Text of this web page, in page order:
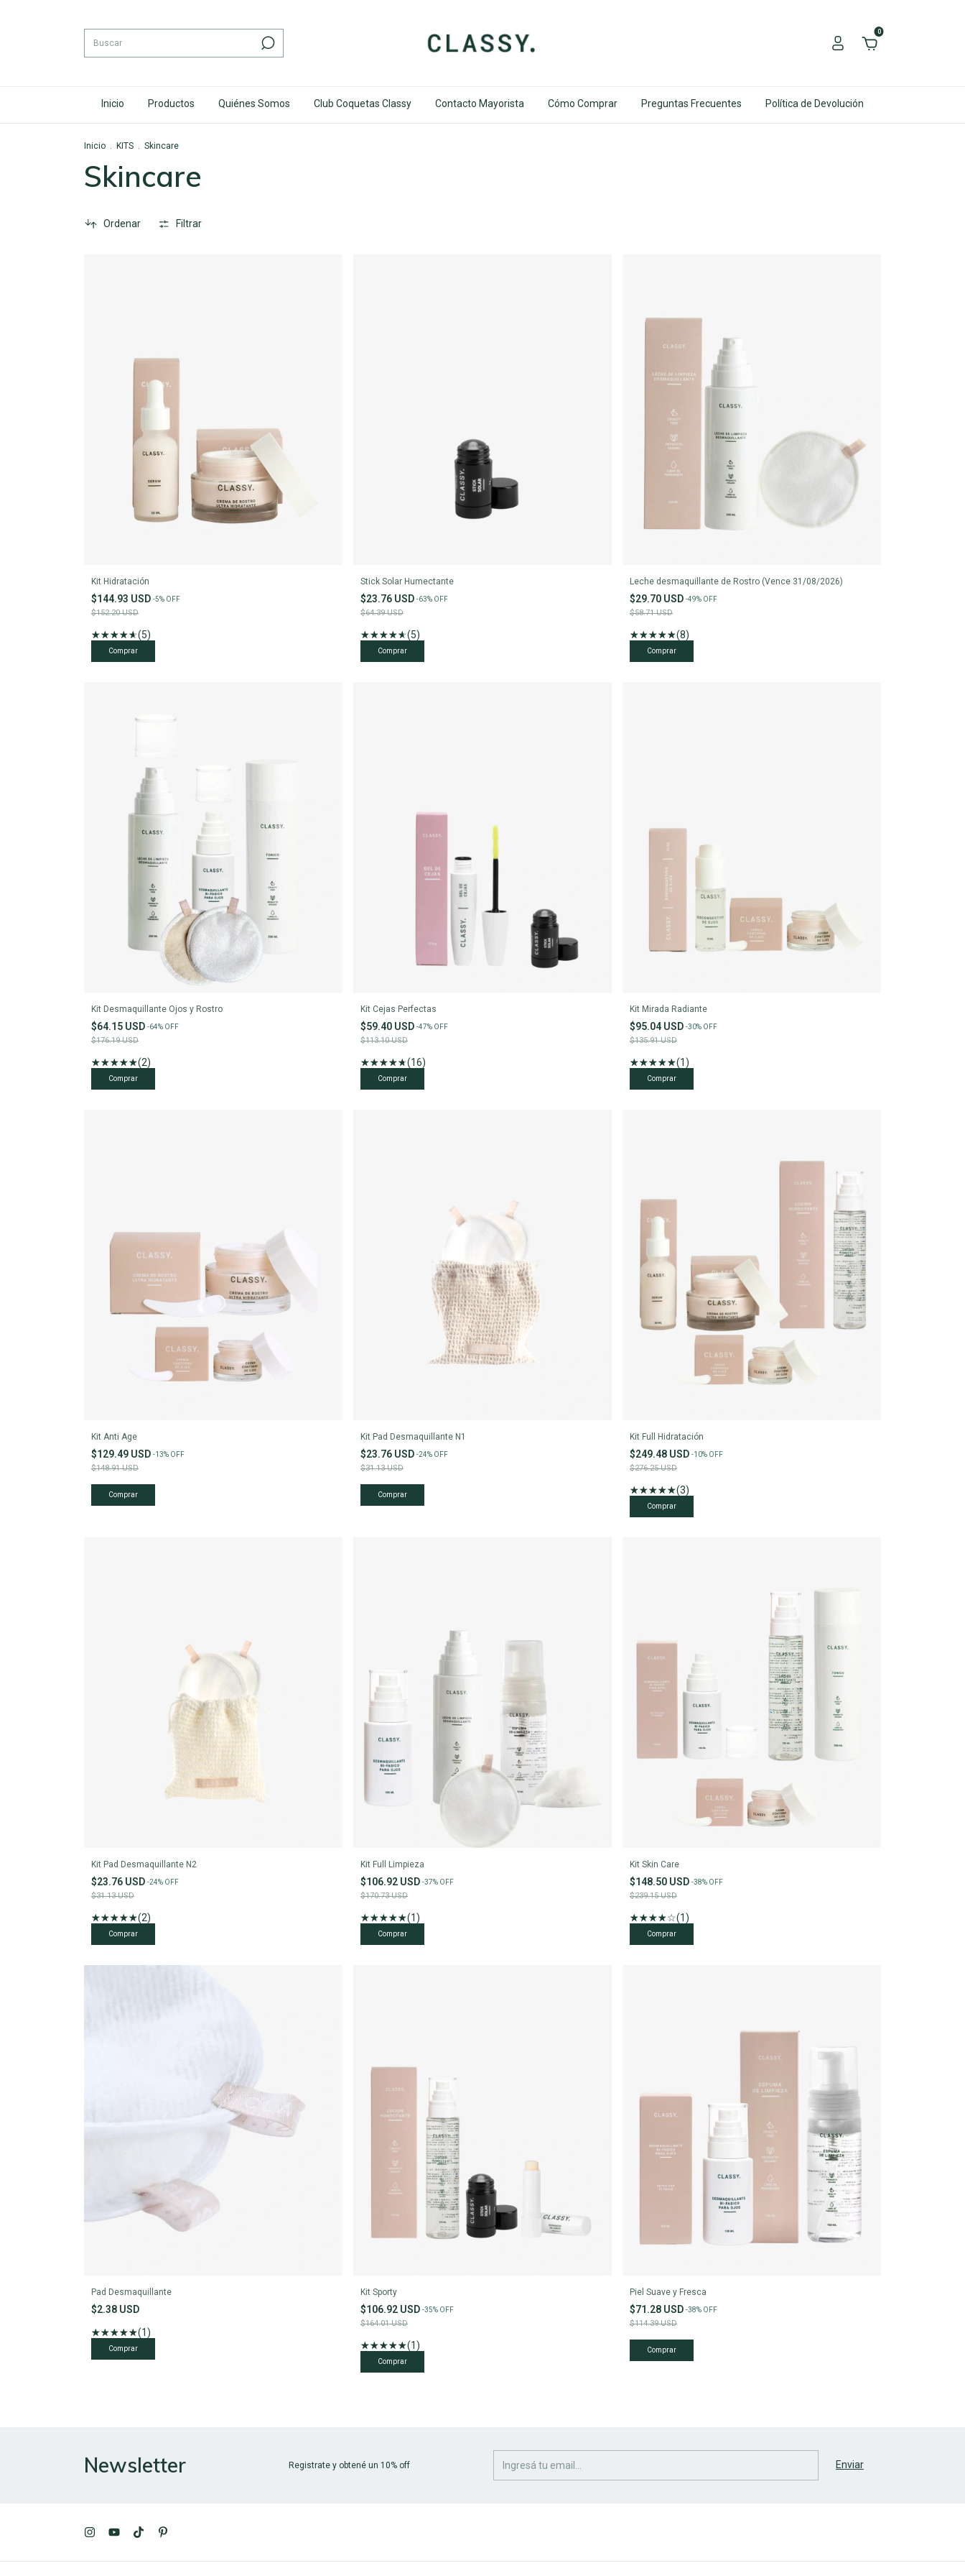
0
Inicio Productos Quiénes Somos Club Coquetas Classy Contacto Mayorista Cómo Comprar Preguntas Frecuentes Política de Devolución
Inicio . KITS . Skincare
Skincare
Ordenar Filtrar
Kit Hidratación
$144.93 USD -5% OFF
$152.20 USD
(5)
Stick Solar Humectante
$23.76 USD -63% OFF
$64.39 USD
(5)
Leche desmaquillante de Rostro (Vence 31/08/2026)
$29.70 USD -49% OFF
$58.71 USD
(8)
Kit Desmaquillante Ojos y Rostro
$64.15 USD -64% OFF
$176.19 USD
(2)
Kit Cejas Perfectas
$59.40 USD -47% OFF
$113.10 USD
(16)
Kit Mirada Radiante
$95.04 USD -30% OFF
$135.91 USD
(1)
Kit Anti Age
$129.49 USD -13% OFF
$148.91 USD
Kit Pad Desmaquillante N1
$23.76 USD -24% OFF
$31.13 USD
Kit Full Hidratación
$249.48 USD -10% OFF
$276.25 USD
(3)
Kit Pad Desmaquillante N2
$23.76 USD -24% OFF
$31.13 USD
(2)
Kit Full Limpieza
$106.92 USD -37% OFF
$170.73 USD
(1)
Kit Skin Care
$148.50 USD -38% OFF
$239.15 USD
(1)
Pad Desmaquillante
$2.38 USD
(1)
Kit Sporty
$106.92 USD -35% OFF
$164.01 USD
(1)
Piel Suave y Fresca
$71.28 USD -38% OFF
$114.39 USD
Newsletter Registrate y obtené un 10% off